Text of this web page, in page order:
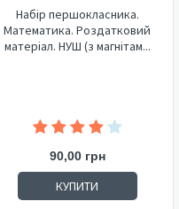
Набір першокласника.
Математика. Роздатковий
матеріал. НУШ (з магнітам...
90,00 грн
КУПИТИ